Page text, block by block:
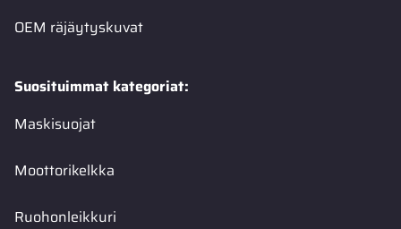
OEM räjäytyskuvat
Suosituimmat kategoriat:
Maskisuojat
Moottorikelkka
Ruohonleikkuri